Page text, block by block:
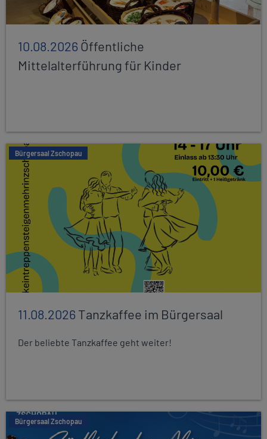
10.08.2026Öffentliche
Mittelalterführung für Kinder
Bürgersaal Zschopau
11.08.2026Tanzkaffee im Bürgersaal
Der beliebte Tanzkaffee geht weiter!
Bürgersaal Zschopau